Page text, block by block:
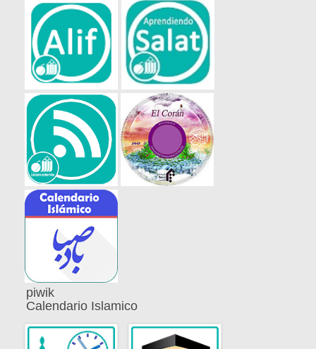
piwik
Calendario Islamico